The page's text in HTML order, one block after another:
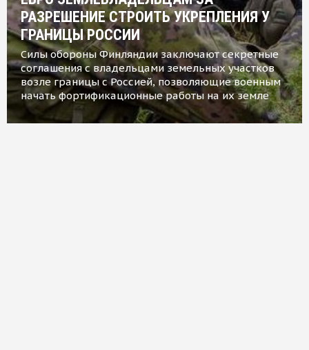
РАЗРЕШЕНИЕ СТРОИТЬ УКРЕПЛЕНИЯ У
ГРАНИЦЫ РОССИИ
Силы обороны Финляндии заключают секретные
соглашения с владельцами земельных участков
возле границы с Россией, позволяющие военным
начать фортификационные работы на их земле